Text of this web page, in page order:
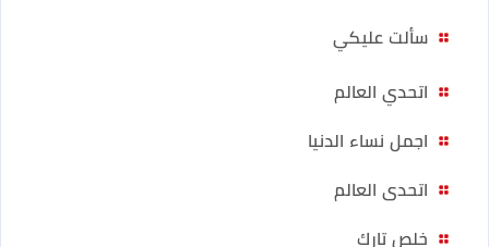
سألت عليكي
اتحدي العالم
اجمل نساء الدنيا
اتحدى العالم
خلص تارك